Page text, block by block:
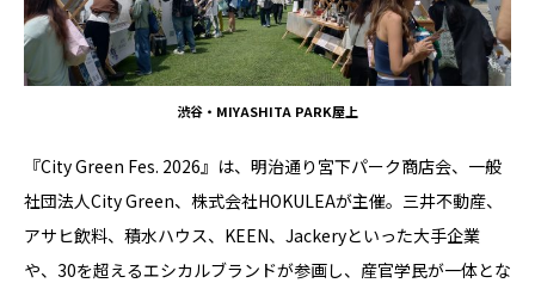
渋谷・MIYASHITA PARK屋上
『City Green Fes. 2026』は、明治通り宮下パーク商店会、一般
社団法人City Green、株式会社HOKULEAが主催。三井不動産、
アサヒ飲料、積水ハウス、KEEN、Jackeryといった大手企業
や、30を超えるエシカルブランドが参画し、産官学民が一体とな